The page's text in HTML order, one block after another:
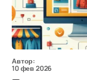
Автор:
10 фев 2026